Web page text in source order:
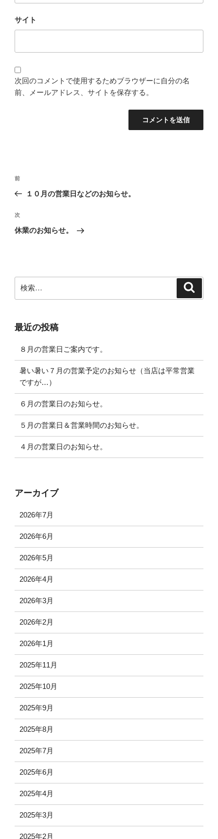
サイト
次回のコメントで使用するためブラウザーに自分の名
前、メールアドレス、サイトを保存する。
投
ビ
ゲ
ン
前
の
稿
前
１０月の営業日などのお知らせ。
次
の
次
休業のお知らせ。
検
索:
最近の投稿
８月の営業日ご案内です。
暑い暑い７月の営業予定のお知らせ（当店は平常営業
ですが…）
６月の営業日のお知らせ。
５月の営業日＆営業時間のお知らせ。
４月の営業日のお知らせ。
アーカイブ
2026年7月
2026年6月
2026年5月
2026年4月
2026年3月
2026年2月
2026年1月
2025年11月
2025年10月
2025年9月
2025年8月
2025年7月
2025年6月
2025年4月
2025年3月
2025年2月